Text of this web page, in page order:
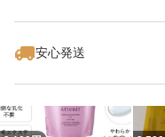
対応肌質:全肌質
・毛穴の汚れが気にな
安心発送